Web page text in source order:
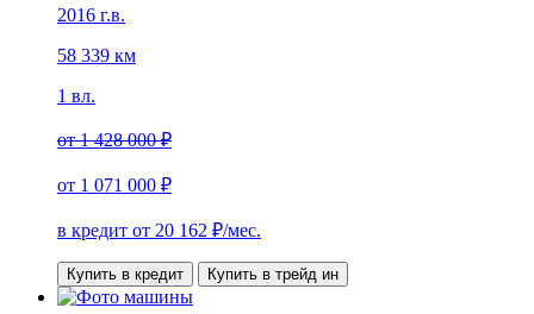
2016 г.в.
58 339 км
1 вл.
от1 428 000 ₽
от 1 071 000 ₽
в кредит от 20 162 ₽/мес.
Купить в кредит Купить в трейд ин